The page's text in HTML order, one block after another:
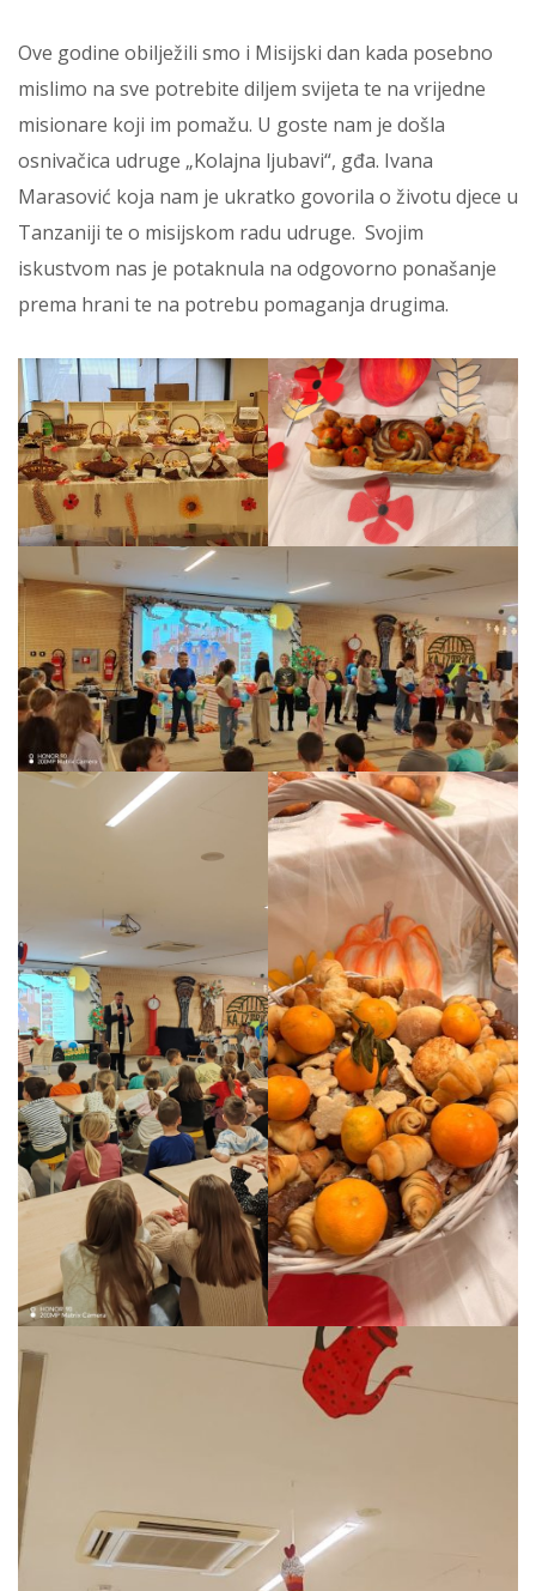
Ove godine obilježili smo i Misijski dan kada posebno
mislimo na sve potrebite diljem svijeta te na vrijedne
misionare koji im pomažu. U goste nam je došla
osnivačica udruge „Kolajna ljubavi“, gđa. Ivana
Marasović koja nam je ukratko govorila o životu djece u
Tanzaniji te o misijskom radu udruge. Svojim
iskustvom nas je potaknula na odgovorno ponašanje
prema hrani te na potrebu pomaganja drugima.